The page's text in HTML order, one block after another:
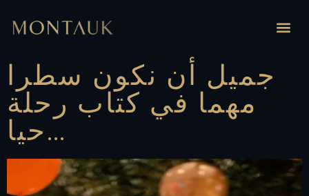
جميل أن نكون سطرا
مهما في كتاب رحلة
حيا…